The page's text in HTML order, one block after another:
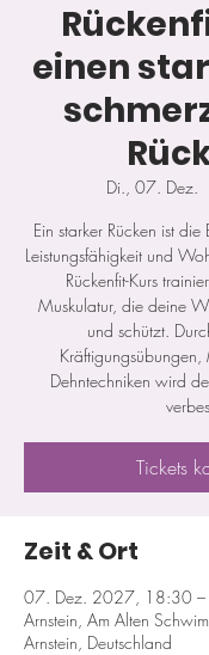
einen
Di., 07. Dez.
Ein starker Rücken ist
Leistungsfähigkeit und
Rückenfit-Kurs
Muskulatur, die deine
und schützt.
Dehntechniken wird
Tickets
Zeit & Ort
07. Dez. 2027, 18:30
Arnstein, Am Alten
Arnstein, Deutschland